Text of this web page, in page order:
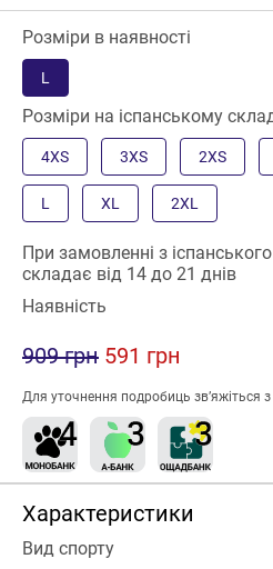
Розміри в наявності
L
Розміри на іспанському
4XS 3XS 2XS
L XL 2XL
При замовленні з
складає від 14 до 21 днів
Наявність
909 грн 591 грн
Для уточнення подробиць зв’яжіться
Характеристики
Вид спорту